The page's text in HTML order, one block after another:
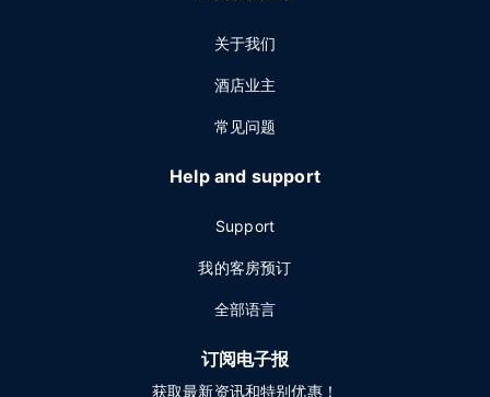
关于我们
酒店业主
常见问题
Help and support
Support
我的客房预订
全部语言
订阅电子报
获取最新资讯和特别优惠！